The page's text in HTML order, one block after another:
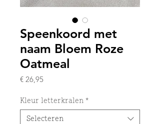
Speenkoord met
naam Bloem Roze
Oatmeal
€ 26,95
Kleur letterkralen *
Selecteren